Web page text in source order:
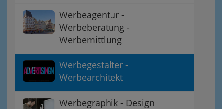
Werbeagentur -
Werbeberatung -
Werbemittlung
Werbegestalter -
Werbearchitekt
Werbegraphik - Design